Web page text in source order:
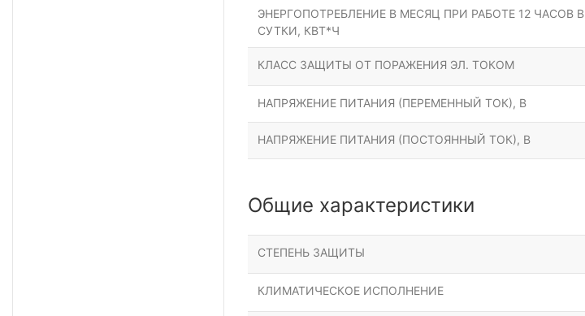
ЭНЕРГОПОТРЕБЛЕНИЕ В МЕСЯЦ ПРИ РАБОТЕ 12 ЧАСОВ В
СУТКИ, КВТ*Ч
КЛАСС ЗАЩИТЫ ОТ ПОРАЖЕНИЯ ЭЛ. ТОКОМ
НАПРЯЖЕНИЕ ПИТАНИЯ (ПЕРЕМЕННЫЙ ТОК), В
НАПРЯЖЕНИЕ ПИТАНИЯ (ПОСТОЯННЫЙ ТОК), В
Общие характеристики
СТЕПЕНЬ ЗАЩИТЫ
КЛИМАТИЧЕСКОЕ ИСПОЛНЕНИЕ